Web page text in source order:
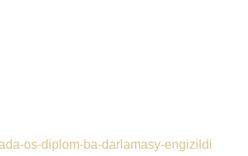
os-diplom-ba-darlamasy-engizildi